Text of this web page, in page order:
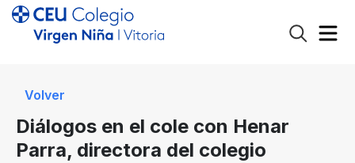
Volver
Diálogos en el cole con Henar
Parra, directora del colegio